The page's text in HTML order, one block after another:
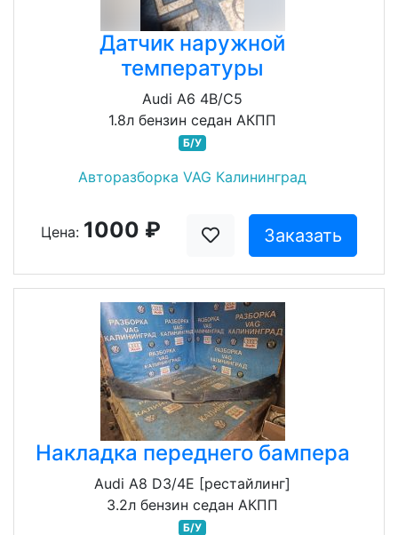
Датчик наружной
температуры
Audi A6 4B/C5
1.8л бензин седан АКПП
Б/У
Авторазборка VAG Калининград
Цена: 1000 ₽ Заказать
Накладка переднего бампера
Audi A8 D3/4E [рестайлинг]
3.2л бензин седан АКПП
Б/У